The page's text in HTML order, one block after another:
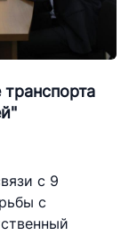
с 9
с